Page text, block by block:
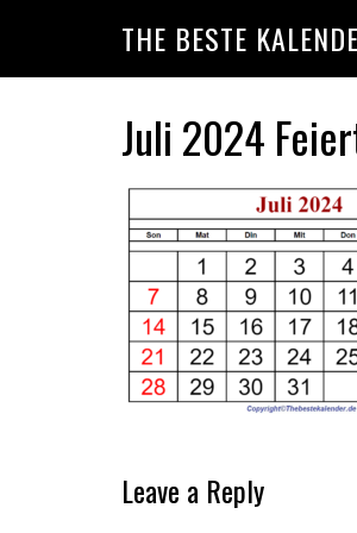
THE BESTE
Juli 2024
Reader
Leave a Reply